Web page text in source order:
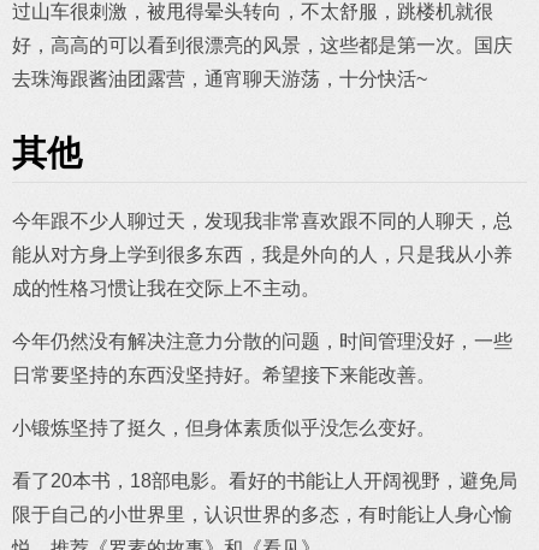
过山车很刺激，被甩得晕头转向，不太舒服，跳楼机就很
好，高高的可以看到很漂亮的风景，这些都是第一次。国庆
去珠海跟酱油团露营，通宵聊天游荡，十分快活~
其他
今年跟不少人聊过天，发现我非常喜欢跟不同的人聊天，总
能从对方身上学到很多东西，我是外向的人，只是我从小养
成的性格习惯让我在交际上不主动。
今年仍然没有解决注意力分散的问题，时间管理没好，一些
日常要坚持的东西没坚持好。希望接下来能改善。
小锻炼坚持了挺久，但身体素质似乎没怎么变好。
看了20本书，18部电影。看好的书能让人开阔视野，避免局
限于自己的小世界里，认识世界的多态，有时能让人身心愉